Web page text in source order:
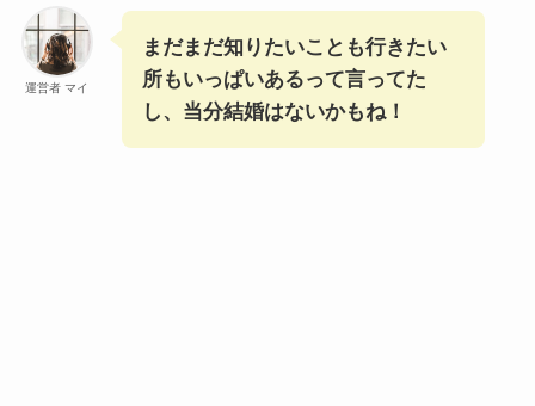
運営者 マイ
まだまだ知りたいことも行きたい
所もいっぱいあるって言ってた
し、当分結婚はないかもね！